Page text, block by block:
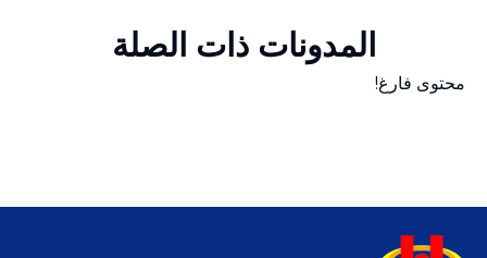
المدونات ذات الصلة
محتوى فارغ!